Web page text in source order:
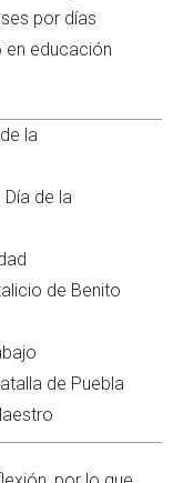
por días
educación
la
de la
de Benito
de Puebla